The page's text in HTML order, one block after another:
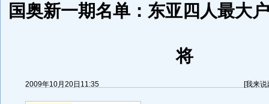
国奥新一期名单：东亚四人最大
将
2009年10月20日11:35 [我来说